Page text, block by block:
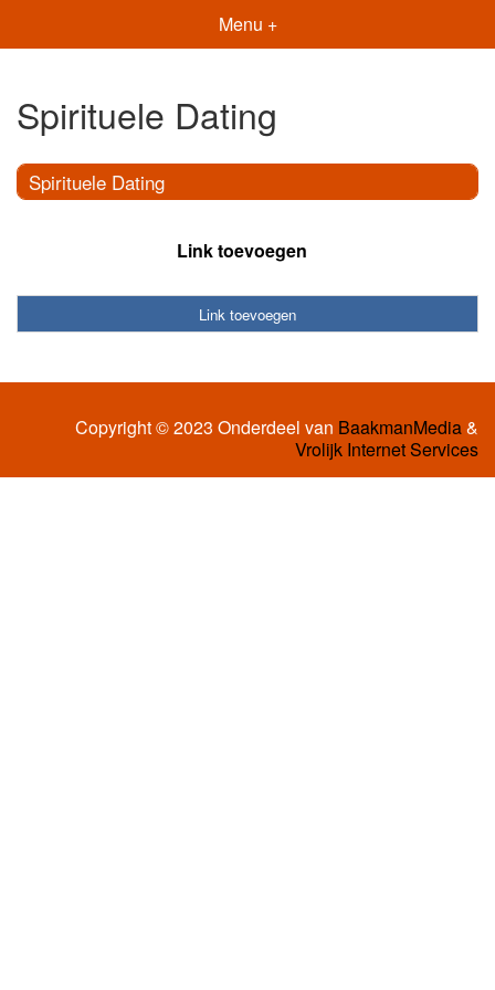
Menu +
Spirituele Dating
Spirituele Dating
Link toevoegen
Link toevoegen
Copyright © 2023 Onderdeel van BaakmanMedia&
Vrolijk Internet Services